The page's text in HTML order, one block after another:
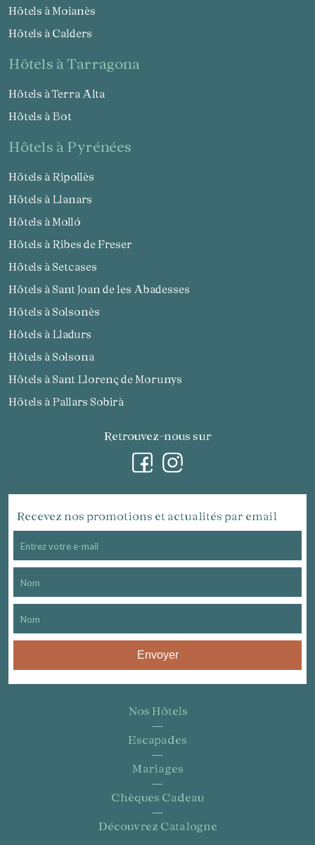
Hôtels à Moianès
Hôtels à Calders
hôtels à Tarragona
Hôtels à Terra Alta
Hôtels à Bot
hôtels à Pyrénées
Hôtels à Ripollès
Hôtels à Llanars
Hôtels à Molló
Hôtels à Ribes de Freser
Hôtels à Setcases
Hôtels à Sant Joan de les Abadesses
Hôtels à Solsonès
Hôtels à Lladurs
Hôtels à Solsona
Hôtels à Sant Llorenç de Morunys
Hôtels à Pallars Sobirà
Retrouvez-nous sur
Recevez nos promotions et actualités par email
Envoyer
Nos Hôtels
Escapades
Mariages
Chèques Cadeau
Découvrez Catalogne